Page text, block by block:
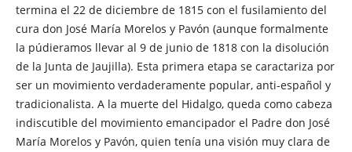
termina el 22 de diciembre de 1815 con el fusilamiento del
cura don José María Morelos y Pavón (aunque formalmente
la púdieramos llevar al 9 de junio de 1818 con la disolución
de la Junta de Jaujilla). Esta primera etapa se caractariza por
ser un movimiento verdaderamente popular, anti-español y
tradicionalista. A la muerte del Hidalgo, queda como cabeza
indiscutible del movimiento emancipador el Padre don José
María Morelos y Pavón, quien tenía una visión muy clara de